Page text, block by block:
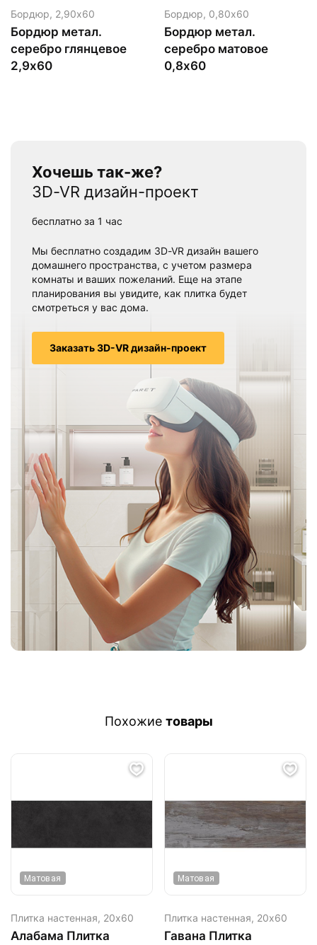
Бордюр, 2,90х60
Бордюр метал.
серебро глянцевое
2,9х60
Бордюр, 0,80х60
Бордюр метал.
серебро матовое
0,8х60
Хочешь так-же?
3D-VR дизайн-проект
бесплатно за 1 час
Мы бесплатно создадим 3D-VR дизайн вашего
домашнего пространства, с учетом размера
комнаты и ваших пожеланий. Еще на этапе
планирования вы увидите, как плитка будет
смотреться у вас дома.
Заказать 3D-VR дизайн-проект
Похожие товары
Матовая
Плитка настенная, 20х60
Алабама Плитка
Матовая
Плитка настенная, 20х60
Гавана Плитка